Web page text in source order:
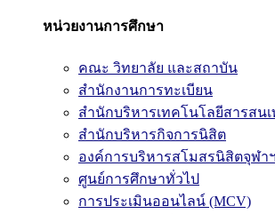
หน่วยงานการศึกษา
คณะ วิทยาลัย และสถาบัน
สำนักงานการทะเบียน
สำนักบริหารเทคโนโลยีสารสน
สำนักบริหารกิจการนิสิต
องค์การบริหารสโมสรนิสิตจุฬา
ศูนย์การศึกษาทั่วไป
การประเมินออนไลน์ (MCV)